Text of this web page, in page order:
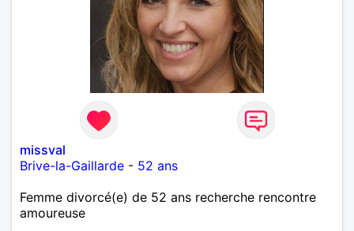
missval
Brive-la-Gaillarde - 52 ans
Femme divorcé(e) de 52 ans recherche rencontre
amoureuse